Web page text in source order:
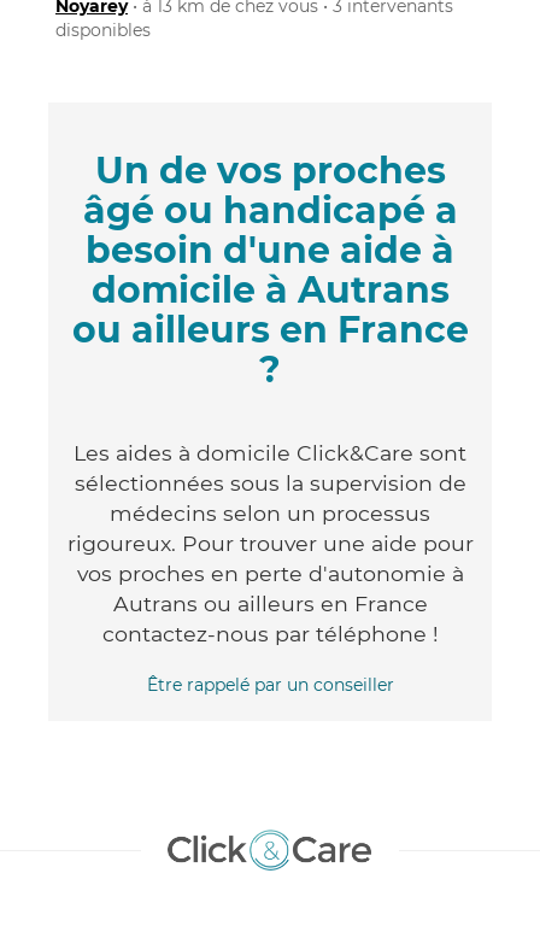
Noyarey• à 13 km de chez vous • 3 intervenants
disponibles
Un de vos proches
âgé ou handicapé a
besoin d'une aide à
domicile à Autrans
ou ailleurs en France
?
Les aides à domicile Click&Care sont
sélectionnées sous la supervision de
médecins selon un processus
rigoureux. Pour trouver une aide pour
vos proches en perte d'autonomie à
Autrans ou ailleurs en France
contactez-nous par téléphone !
Être rappelé par un conseiller